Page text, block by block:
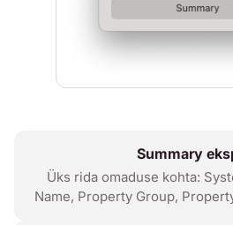
Summary
Üks rida omaduse kohta:
Name, Property Group,